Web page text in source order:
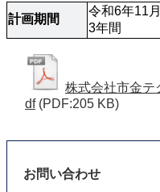
計画期間
令和6年11
3年間
株式会社市金テ
df (PDF:205 KB)
お問い合わせ